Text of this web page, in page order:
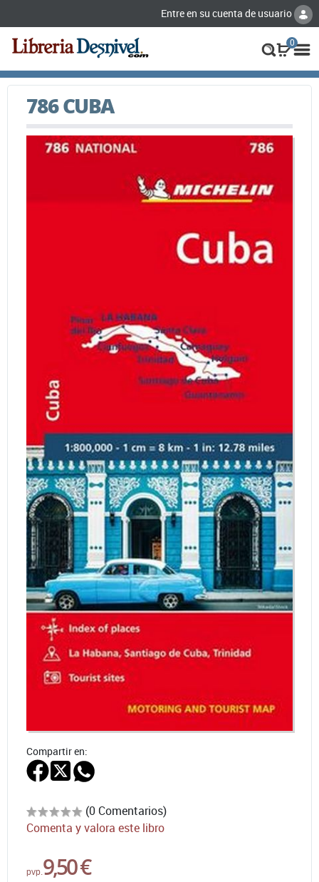
Entre en su cuenta de usuario
0
786 CUBA
Compartir en:
(0 Comentarios)
Comenta y valora este libro
pvp. 9,50 €